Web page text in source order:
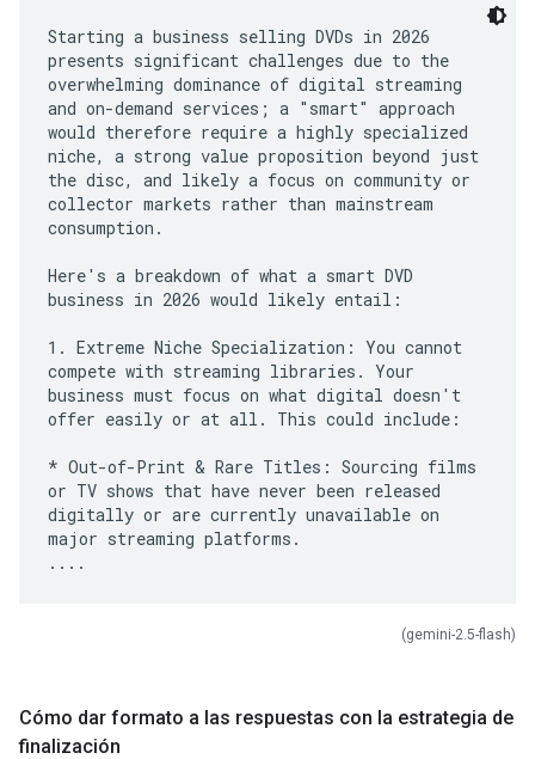
Starting a business selling DVDs in 2026
presents significant challenges due to the
overwhelming dominance of digital streaming
and on-demand services; a "smart" approach
would therefore require a highly specialized
niche, a strong value proposition beyond just
the disc, and likely a focus on community or
collector markets rather than mainstream
consumption.
Here's a breakdown of what a smart DVD
business in 2026 would likely entail:
1. Extreme Niche Specialization: You cannot
compete with streaming libraries. Your
business must focus on what digital doesn't
offer easily or at all. This could include:
* Out-of-Print & Rare Titles: Sourcing films
or TV shows that have never been released
digitally or are currently unavailable on
major streaming platforms.
(gemini-2.5-flash)
Cómo dar formato a las respuestas con la estrategia de
finalización